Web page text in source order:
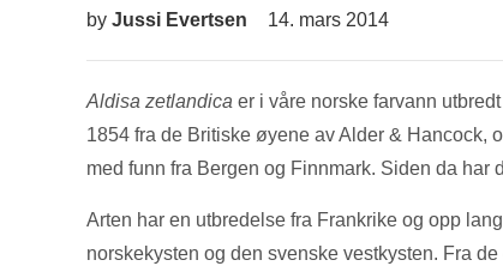
by Jussi Evertsen 14. mars 2014
Aldisa zetlandica er i våre norske farvann
1854 fra de Britiske øyene av Alder & Hancock,
med funn fra Bergen og Finnmark. Siden da har
Arten har en utbredelse fra Frankrike og opp
norskekysten og den svenske vestkysten. Fra